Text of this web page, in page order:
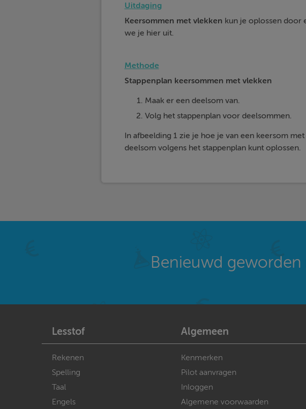
Uitdaging
Keersommen met vlekken kun je oplossen door
we je hier uit.
Methode
Stappenplan keersommen met vlekken
Maak er een deelsom van.
Volg het stappenplan voor deelsommen.
In afbeelding 1 zie je hoe je van een keersom
deelsom volgens het stappenplan kunt oplossen.
Benieuwd geworden
Lesstof Algemeen
Rekenen
Spelling
Taal
Engels
Kenmerken
Pilot aanvragen
Inloggen
Algemene voorwaarden